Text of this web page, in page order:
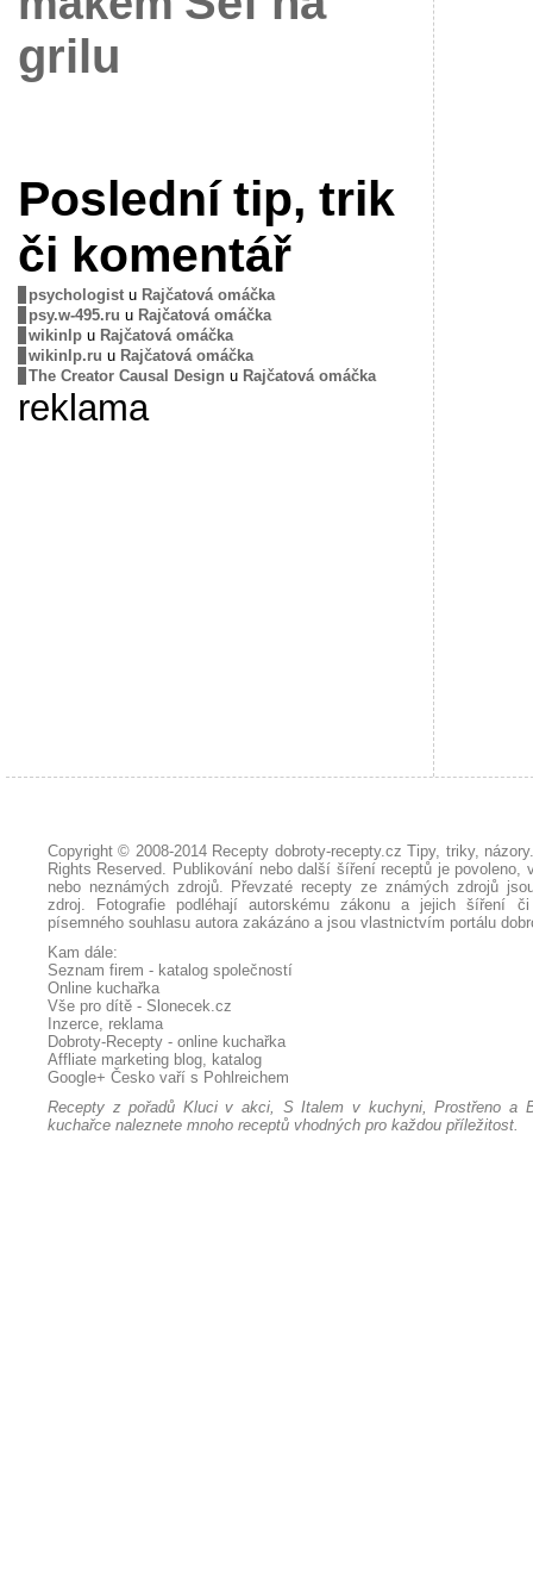
grilu
Poslední tip, trik
či komentář
psychologistu Rajčatová omáčka
psy.w-495.ru u Rajčatová omáčka
wikinlpu Rajčatová omáčka
wikinlp.ru u Rajčatová omáčka
The Creator Causal Design u Rajčatová omáčka
reklama
Copyright © 2008-2014 Recepty dobroty-recepty.cz Tipy, triky,
Rights Reserved. Publikování nebo další šíření receptů je povoleno,
nebo neznámých zdrojů. Převzaté recepty ze známých zdrojů
zdroj. Fotografie podléhají autorskému zákonu a jejich šíření
písemného souhlasu autora zakázáno a jsou vlastnictvím portálu
Kam dále:
Seznam firem - katalog společností
Online kuchařka
Vše pro dítě - Slonecek.cz
Inzerce, reklama
Dobroty-Recepty - online kuchařka
Affliate marketing blog, katalog
Google+ Česko vaří s Pohlreichem
Recepty z pořadů Kluci v akci, S Italem v kuchyni, Prostřeno a
kuchařce naleznete mnoho receptů vhodných pro každou příležitost.